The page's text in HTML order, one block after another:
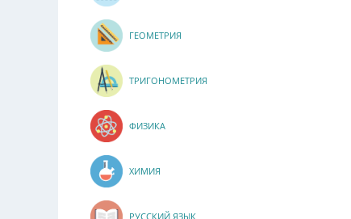
ГЕОМЕТРИЯ
ТРИГОНОМЕТРИЯ
ФИЗИКА
ХИМИЯ
РУССКИЙ ЯЗЫК